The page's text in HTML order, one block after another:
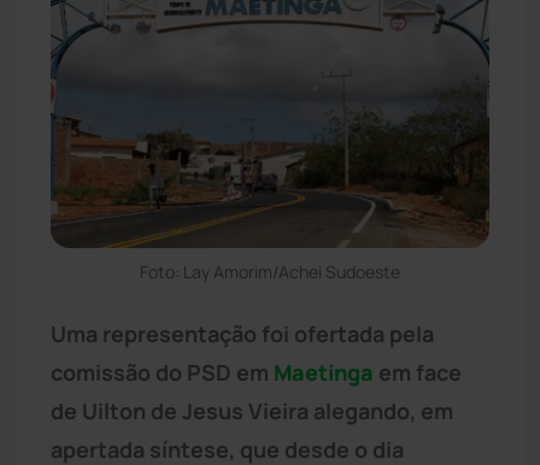
Foto: Lay Amorim/Achei Sudoeste
Uma representação foi ofertada pela
comissão do PSD em Maetinga em face
de Uilton de Jesus Vieira alegando, em
apertada síntese, que desde o dia